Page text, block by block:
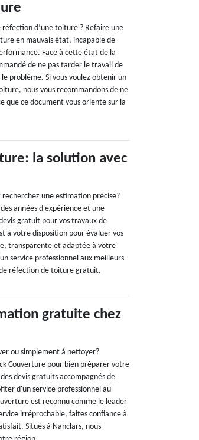
réfection d’une toiture ? Refaire une
en mauvais état, incapable de
Face à cette état de la
de ne pas tarder le travail de
problème. Si vous voulez obtenir un
nous vous recommandons de ne
que ce document vous oriente sur la
la solution avec
une estimation précise?
années d'expérience et une
gratuit pour vos travaux de
à votre disposition pour évaluer vos
transparente et adaptée à votre
service professionnel aux meilleurs
réfection de toiture gratuit.
gratuite chez
ou simplement à nettoyer?
Couverture pour bien préparer votre
devis gratuits accompagnés de
d'un service professionnel au
est reconnu comme le leader
irréprochable, faites confiance à
Situés à Nanclars, nous